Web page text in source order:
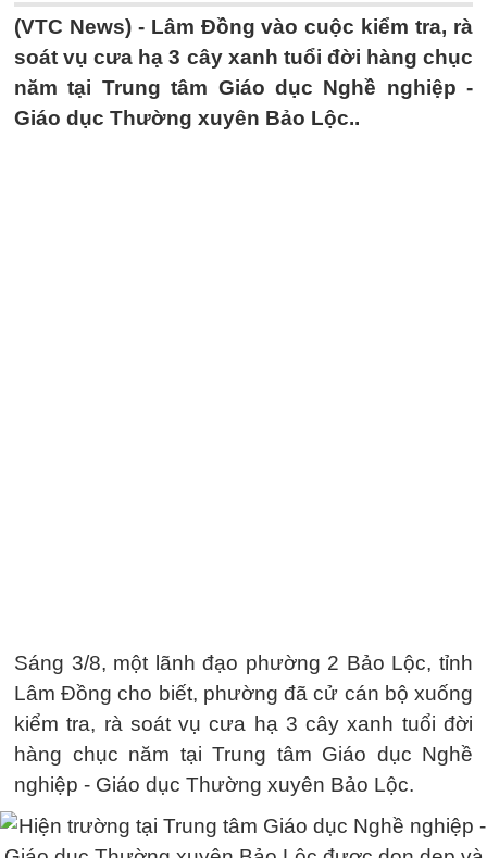
(VTC News) - Lâm Đồng vào cuộc kiểm tra, rà
soát vụ cưa hạ 3 cây xanh tuổi đời hàng chục
năm tại Trung tâm Giáo dục Nghề nghiệp -
Giáo dục Thường xuyên Bảo Lộc..
Sáng 3/8, một lãnh đạo phường 2 Bảo Lộc, tỉnh
Lâm Đồng cho biết, phường đã cử cán bộ xuống
kiểm tra, rà soát vụ cưa hạ 3 cây xanh tuổi đời
hàng chục năm tại Trung tâm Giáo dục Nghề
nghiệp - Giáo dục Thường xuyên Bảo Lộc.